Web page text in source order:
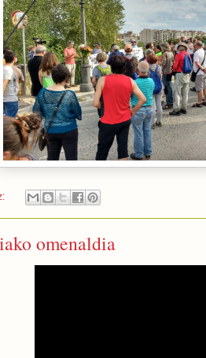
omenaldia